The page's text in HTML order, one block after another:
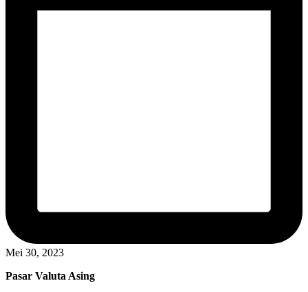
Mei 30, 2023
Pasar Valuta Asing